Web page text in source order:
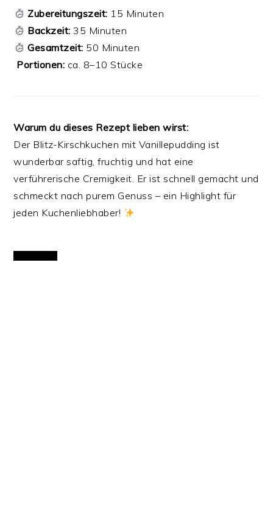
Zubereitungszeit: 15 Minuten
Backzeit: 35 Minuten
Gesamtzeit: 50 Minuten
Portionen: ca. 8–10 Stücke
Warum du dieses Rezept lieben wirst:
Der Blitz-Kirschkuchen mit Vanillepudding ist
wunderbar saftig, fruchtig und hat eine
verführerische Cremigkeit. Er ist schnell gemacht und
schmeckt nach purem Genuss – ein Highlight für
jeden Kuchenliebhaber!